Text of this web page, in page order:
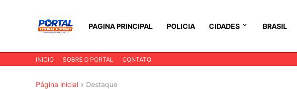
PAGINA PRINCIPAL POLICIA CIDADES BRASIL
INICIO SOBRE O PORTAL CONTATO
Página inicial Destaque